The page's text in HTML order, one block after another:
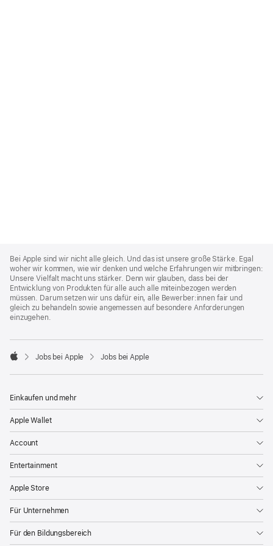
Footer
Bei Apple sind wir nicht alle gleich. Und das ist unsere große Stärke. Egal
woher wir kommen, wie wir denken und welche Erfahrungen wir mitbringen:
Unsere Vielfalt macht uns stärker. Denn wir glauben, dass bei der
Entwicklung von Produkten für alle auch alle miteinbezogen werden
müssen. Darum setzen wir uns dafür ein, alle Bewerber:innen fair und
gleich zu behandeln sowie angemessen auf besondere Anforderungen
einzugehen.

Jobs bei Apple Jobs bei Apple
Einkaufen und mehr
Apple Wallet
Account
Entertainment
Apple Store
Für Unternehmen
Für den Bildungsbereich